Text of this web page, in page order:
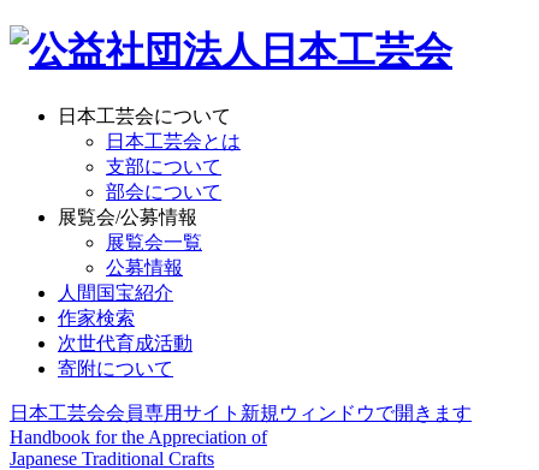
日本工芸会について
日本工芸会とは
支部について
部会について
展覧会/公募情報
展覧会一覧
公募情報
人間国宝紹介
作家検索
次世代育成活動
寄附について
日本工芸会会員専用サイト 新規ウィンドウで開きます
Handbook for the Appreciation of
Japanese Traditional Crafts